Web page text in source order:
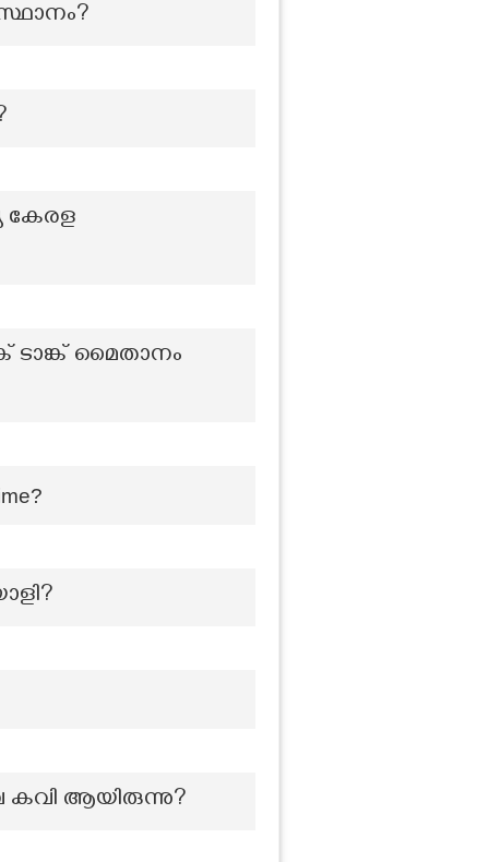
കേരള
ടാങ്ക് മൈതാനം
കവി ആയിരുന്നു?